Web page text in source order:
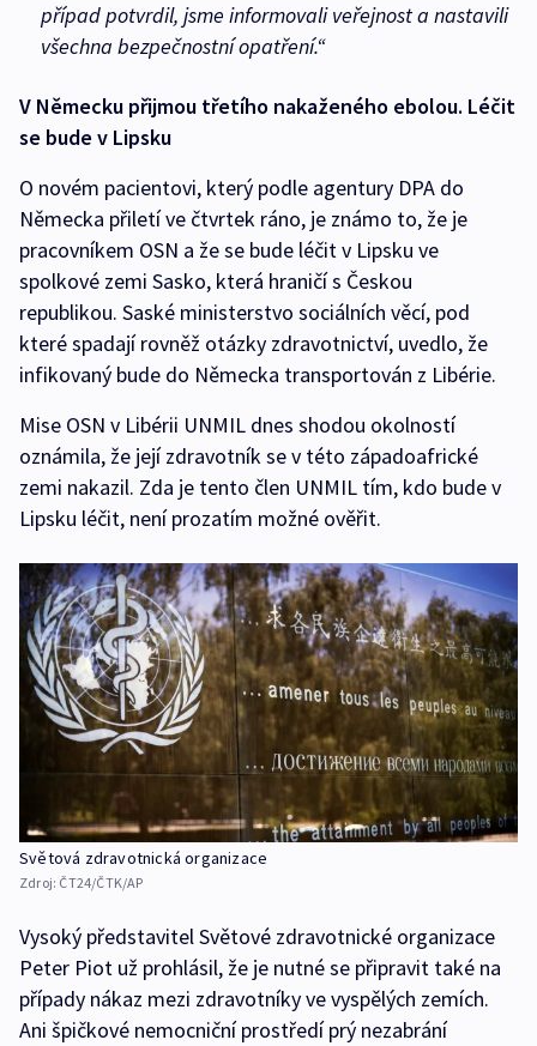
případ potvrdil, jsme informovali veřejnost a nastavili
všechna bezpečnostní opatření.“
V Německu přijmou třetího nakaženého ebolou. Léčit
se bude v Lipsku
O novém pacientovi, který podle agentury DPA do
Německa přiletí ve čtvrtek ráno, je známo to, že je
pracovníkem OSN a že se bude léčit v Lipsku ve
spolkové zemi Sasko, která hraničí s Českou
republikou. Saské ministerstvo sociálních věcí, pod
které spadají rovněž otázky zdravotnictví, uvedlo, že
infikovaný bude do Německa transportován z Libérie.
Mise OSN v Libérii UNMIL dnes shodou okolností
oznámila, že její zdravotník se v této západoafrické
zemi nakazil. Zda je tento člen UNMIL tím, kdo bude v
Lipsku léčit, není prozatím možné ověřit.
Světová zdravotnická organizace
Zdroj: ČT24/ČTK/AP
Vysoký představitel Světové zdravotnické organizace
Peter Piot už prohlásil, že je nutné se připravit také na
případy nákaz mezi zdravotníky ve vyspělých zemích.
Ani špičkové nemocniční prostředí prý nezabrání